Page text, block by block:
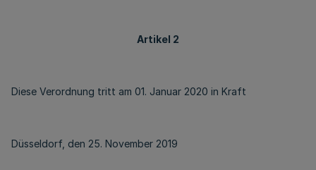
Artikel 2
Diese Verordnung tritt am 01. Januar 2020 in Kraft
Düsseldorf, den 25. November 2019